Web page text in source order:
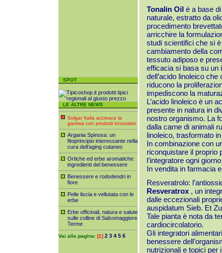
SPOT
LE ALTRE NEWS
Solgar Italia accresce la
gamma con prodotti innovativi
Argania Spinosa: un
fitoprincipio interessante nella
cura dell’aging cutaneo
Ortiche ed erbe aromatiche:
ingredienti del benessere
Benessere e rododendri in
fiore
Pelle liscia e vellutata con le
erbe
Erbe officinali, natura e salute
sulle colline di Salsomaggiore
Terme
Vai alla pagina: [1] 2 3 4 5 6
Tonalin Oil è a base
naturale, estratto da
procedimento
arricchire la
studi scientifici che si
cambiamento della
tessuto adiposo e
efficacia si basa su un
dell’acido linoleico
riducono la
impediscono la
L’acido linoleico è un
presente in natura in
nostro organismo. La
dalla carne di animali
linoleico, trasformato
In combinazione con
riconquistare il proprio
l’integratore ogni
In vendita in farmacia
Resveratrolo:
Resveratrox , un
dalle eccezionali
auspidatum Sieb. Et
Tale pianta è nota da
cardiocircolatorio.
Gli integratori
benessere
nutrizionali e topici per